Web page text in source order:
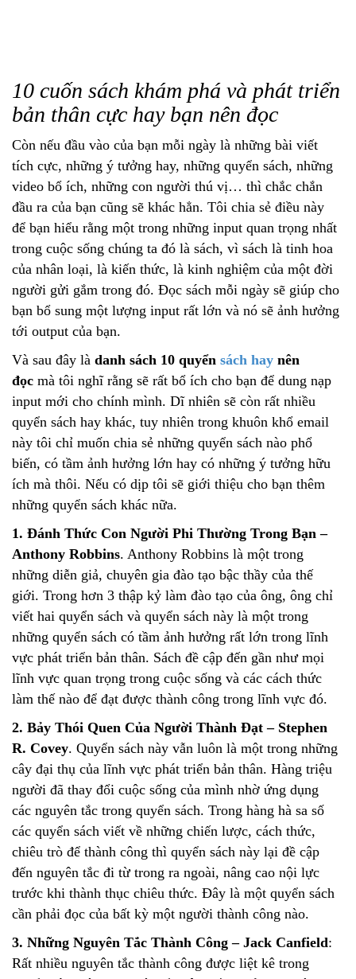
10 cuốn sách khám phá và phát triển
bản thân cực hay bạn nên đọc
Còn nếu đầu vào của bạn mỗi ngày là những bài viết
tích cực, những ý tưởng hay, những quyển sách, những
video bổ ích, những con người thú vị… thì chắc chắn
đầu ra của bạn cũng sẽ khác hẳn. Tôi chia sẻ điều này
để bạn hiểu rằng một trong những input quan trọng nhất
trong cuộc sống chúng ta đó là sách, vì sách là tinh hoa
của nhân loại, là kiến thức, là kinh nghiệm của một đời
người gửi gắm trong đó. Đọc sách mỗi ngày sẽ giúp cho
bạn bổ sung một lượng input rất lớn và nó sẽ ảnh hưởng
tới output của bạn.
Và sau đây là danh sách 10 quyển sách hay nên
đọc mà tôi nghĩ rằng sẽ rất bổ ích cho bạn để dung nạp
input mới cho chính mình. Dĩ nhiên sẽ còn rất nhiều
quyển sách hay khác, tuy nhiên trong khuôn khổ email
này tôi chỉ muốn chia sẻ những quyển sách nào phổ
biến, có tầm ảnh hưởng lớn hay có những ý tưởng hữu
ích mà thôi. Nếu có dịp tôi sẽ giới thiệu cho bạn thêm
những quyển sách khác nữa.
1. Đánh Thức Con Người Phi Thường Trong Bạn –
Anthony Robbins. Anthony Robbins là một trong
những diễn giả, chuyên gia đào tạo bậc thầy của thế
giới. Trong hơn 3 thập kỷ làm đào tạo của ông, ông chỉ
viết hai quyển sách và quyển sách này là một trong
những quyển sách có tầm ảnh hưởng rất lớn trong lĩnh
vực phát triển bản thân. Sách đề cập đến gần như mọi
lĩnh vực quan trọng trong cuộc sống và các cách thức
làm thế nào để đạt được thành công trong lĩnh vực đó.
2. Bảy Thói Quen Của Người Thành Đạt – Stephen
R. Covey. Quyển sách này vẫn luôn là một trong những
cây đại thụ của lĩnh vực phát triển bản thân. Hàng triệu
người đã thay đổi cuộc sống của mình nhờ ứng dụng
các nguyên tắc trong quyển sách. Trong hàng hà sa số
các quyển sách viết về những chiến lược, cách thức,
chiêu trò để thành công thì quyển sách này lại đề cập
đến nguyên tắc đi từ trong ra ngoài, nâng cao nội lực
trước khi thành thục chiêu thức. Đây là một quyển sách
cần phải đọc của bất kỳ một người thành công nào.
3. Những Nguyên Tắc Thành Công – Jack Canfield:
Rất nhiều nguyên tắc thành công được liệt kê trong